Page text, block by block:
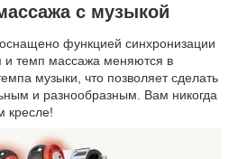
с музыкой
функцией синхронизации
и темп массажа меняются в
музыки, что позволяет сделать
и разнообразным. Вам никогда
кресле!